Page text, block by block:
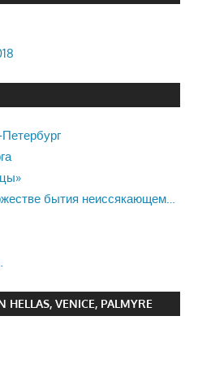
бытия неиссякающем…
HELLAS, VENICE, PALMYRE